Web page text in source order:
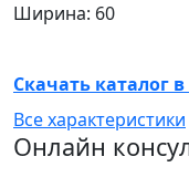
Ширина: 60
Скачать каталог в
Все характеристики
Онлайн